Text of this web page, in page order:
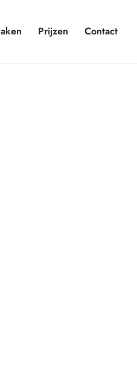
Prijzen Contact